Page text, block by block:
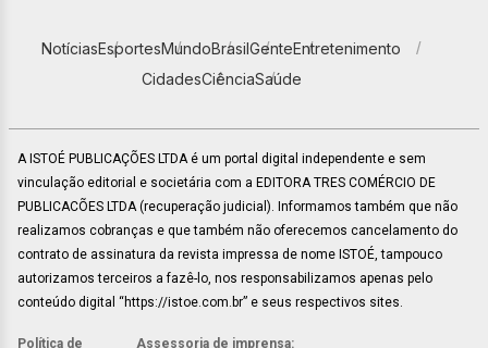
NotíciasEsportesMundoBrasilGenteEntretenimento
CidadesCiênciaSaúde
A ISTOÉ PUBLICAÇÕES LTDA é um portal digital independente e sem
vinculação editorial e societária com a EDITORA TRES COMÉRCIO DE
PUBLICACÕES LTDA (recuperação judicial). Informamos também que não
realizamos cobranças e que também não oferecemos cancelamento do
contrato de assinatura da revista impressa de nome ISTOÉ, tampouco
autorizamos terceiros a fazê-lo, nos responsabilizamos apenas pelo
conteúdo digital “https://istoe.com.br” e seus respectivos sites.
Política de Assessoria de imprensa: